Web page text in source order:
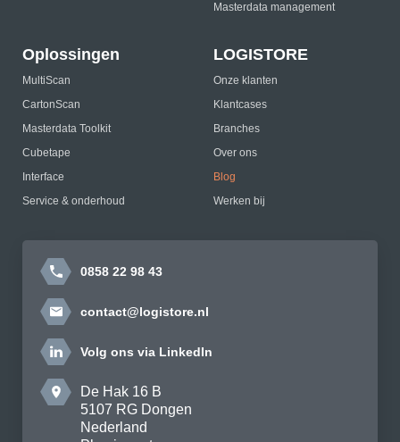
Masterdata management
Oplossingen
MultiScan
CartonScan
Masterdata Toolkit
Cubetape
Interface
Service & onderhoud
LOGISTORE
Onze klanten
Klantcases
Branches
Over ons
Blog
Werken bij
0858 22 98 43
contact@logistore.nl
Volg ons via LinkedIn
De Hak 16 B
5107 RG Dongen
Nederland